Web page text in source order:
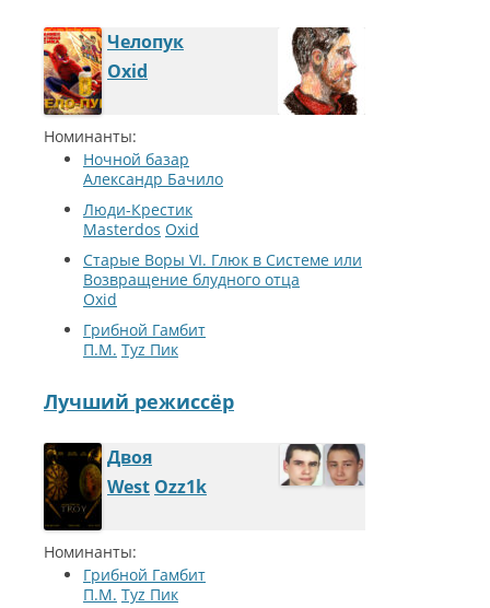
Челопук
Oxid
Номинанты:
Ночной базар
Александр Бачило
Люди-Крестик
Masterdos Oxid
Старые Воры VI. Глюк в Системе или
Возвращение блудного отца
Oxid
Грибной Гамбит
П.М. Туz Пик
Лучший режиссёр
Двоя
West Ozz1k
Номинанты:
Грибной Гамбит
П.М. Туz Пик